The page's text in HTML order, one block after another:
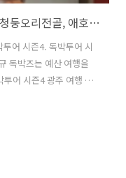
독박투어 시즌4 광주 먹방투어 콩물, 청둥오리전골, 애호박찌개, 떡갈비 맛집 총정리
어 시즌4. 독박투어 시
독박즈는 예산 여행을
투어 시즌4 광주 여행 테
으로 이상준의 단골 맛
박찌개, 홍어까지 다